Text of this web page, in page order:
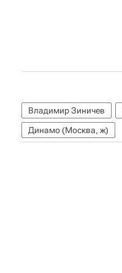
Владимир Зиничев
Динамо (Москва, ж)